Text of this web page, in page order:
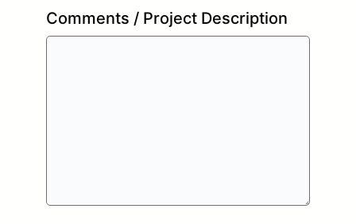
Comments / Project Description